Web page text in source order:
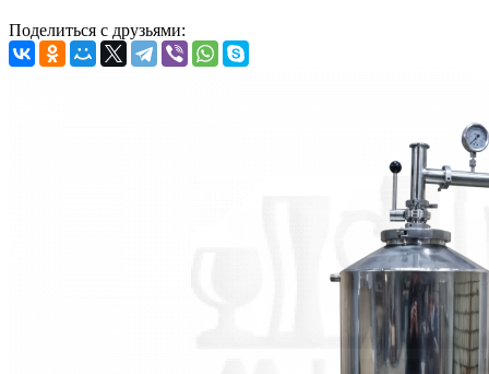
Поделиться с друзьями: